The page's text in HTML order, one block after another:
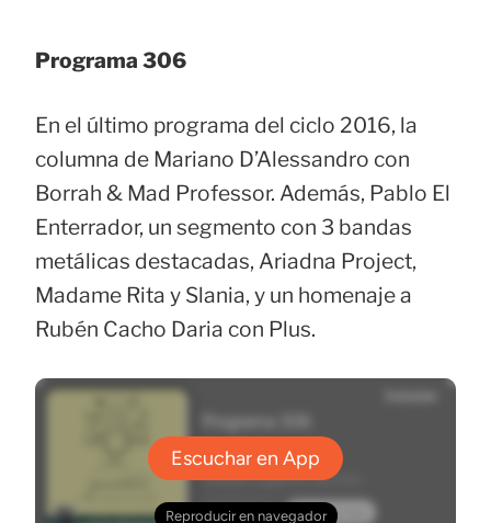
Programa 306
En el último programa del ciclo 2016, la
columna de Mariano D’Alessandro con
Borrah & Mad Professor. Además, Pablo El
Enterrador, un segmento con 3 bandas
metálicas destacadas, Ariadna Project,
Madame Rita y Slania, y un homenaje a
Rubén Cacho Daria con Plus.